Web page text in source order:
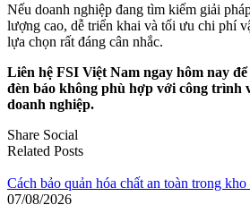
Nếu doanh nghiệp đang tìm kiếm giải
lượng cao, dễ triển khai và tối ưu chi phí
lựa chọn rất đáng cân nhắc.
Liên hệ FSI Việt Nam ngay hôm nay
đèn báo không phù hợp với công trình
doanh nghiệp.
Share Social
Related Posts
Cách bảo quản hóa chất an toàn trong
07/08/2026